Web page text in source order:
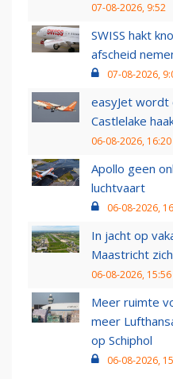
07-08-2026, 9:52
SWISS hakt
afscheid
07-08-2026,
easyJet wordt
Castlelake
06-08-2026, 16:20
Apollo geen
luchtvaart
06-08-2026,
In jacht op
Maastricht
06-08-2026, 15:56
Meer ruimte
meer
op Schiphol
06-08-2026,